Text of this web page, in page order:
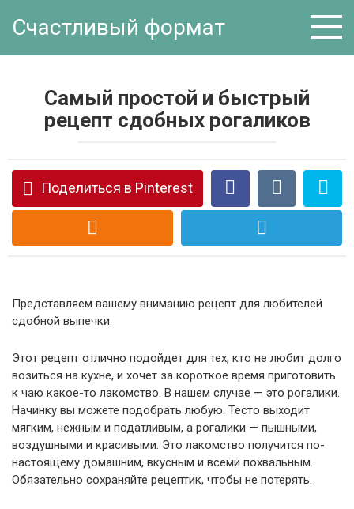
Счастливый формат
Самый простой и быстрый
рецепт сдобных рогаликов
Поделиться в Pinterest
Представляем вашему вниманию рецепт для любителей
сдобной выпечки.
Этот рецепт отлично подойдет для тех, кто не любит долго
возиться на кухне, и хочет за короткое время приготовить
к чаю какое-то лакомство. В нашем случае — это рогалики.
Начинку вы можете подобрать любую. Тесто выходит
мягким, нежным и податливым, а рогалики — пышными,
воздушными и красивыми. Это лакомство получится по-
настоящему домашним, вкусным и всеми похвальным.
Обязательно сохраняйте рецептик, чтобы не потерять.